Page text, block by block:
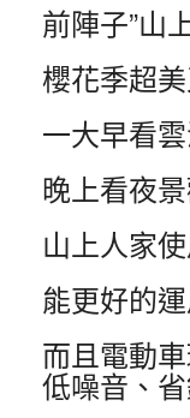
前陣子”山
櫻花季超
一大早看
晚上看夜
山上人家
能更好的
而且電動
低噪音、